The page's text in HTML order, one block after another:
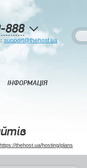
888
support@thehost.ua
ІНФОРМАЦІЯ
https://thehost.ua/hosting/plans